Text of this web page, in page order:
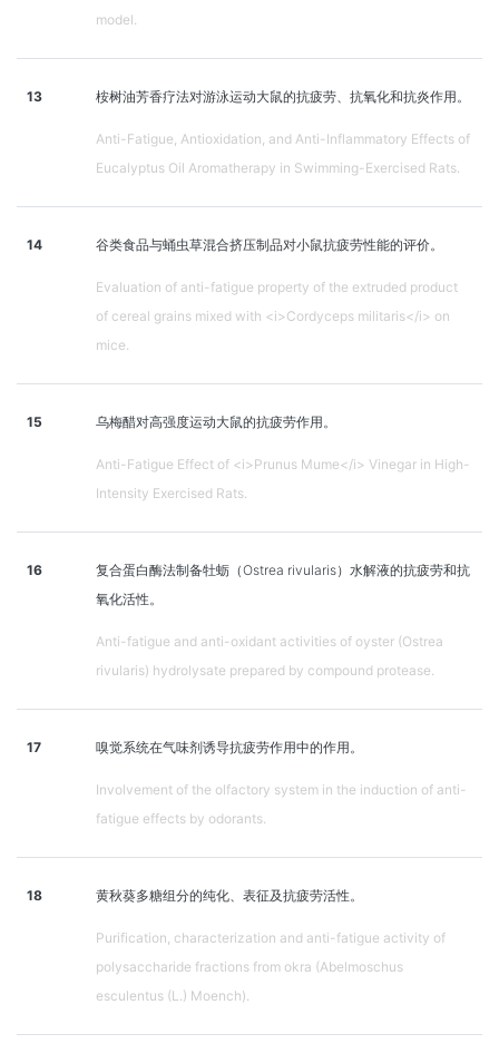
model.
13 桉树油芳香疗法对游泳运动大鼠的抗疲劳、抗氧化和抗炎作用。
Anti-Fatigue, Antioxidation, and Anti-Inflammatory Effects of
Eucalyptus Oil Aromatherapy in Swimming-Exercised Rats.
14 谷类食品与蛹虫草混合挤压制品对小鼠抗疲劳性能的评价。
Evaluation of anti-fatigue property of the extruded product
of cereal grains mixed with <i>Cordyceps militaris</i> on
mice.
15 乌梅醋对高强度运动大鼠的抗疲劳作用。
Anti-Fatigue Effect of <i>Prunus Mume</i> Vinegar in High-
Intensity Exercised Rats.
16
复合蛋白酶法制备牡蛎（Ostrea rivularis）水解液的抗疲劳和抗
氧化活性。
Anti-fatigue and anti-oxidant activities of oyster (Ostrea
rivularis) hydrolysate prepared by compound protease.
17 嗅觉系统在气味剂诱导抗疲劳作用中的作用。
Involvement of the olfactory system in the induction of anti-
fatigue effects by odorants.
18 黄秋葵多糖组分的纯化、表征及抗疲劳活性。
Purification, characterization and anti-fatigue activity of
polysaccharide fractions from okra (Abelmoschus
esculentus (L.) Moench).